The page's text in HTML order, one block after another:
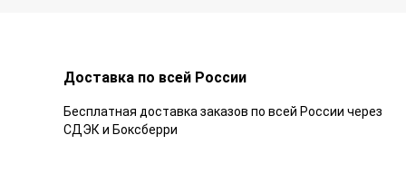
Доставка по всей России
Бесплатная доставка заказов по всей России через
СДЭК и Боксберри